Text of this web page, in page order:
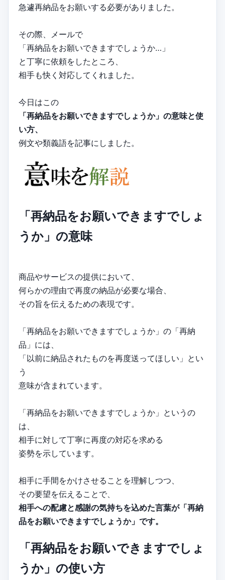
急遽再納品をお願いする必要がありました。
その際、メールで
「再納品をお願いできますでしょうか…」
と丁寧に依頼をしたところ、
相手も快く対応してくれました。
今日はこの
「再納品をお願いできますでしょうか」の意味と使
い方、
例文や類義語を記事にしました。
「再納品をお願いできますでしょ
うか」の意味
商品やサービスの提供において、
何らかの理由で再度の納品が必要な場合、
その旨を伝えるための表現です。
「再納品をお願いできますでしょうか」の「再納
品」には、
「以前に納品されたものを再度送ってほしい」とい
う
意味が含まれています。
「再納品をお願いできますでしょうか」というの
は、
相手に対して丁寧に再度の対応を求める
姿勢を示しています。
相手に手間をかけさせることを理解しつつ、
その要望を伝えることで、
相手への配慮と感謝の気持ちを込めた言葉が「再納
品をお願いできますでしょうか」です。
「再納品をお願いできますでしょ
うか」の使い方